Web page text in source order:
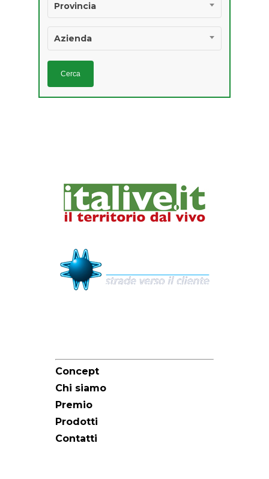
Provincia
Azienda
Concept
Chi siamo
Premio
Prodotti
Contatti